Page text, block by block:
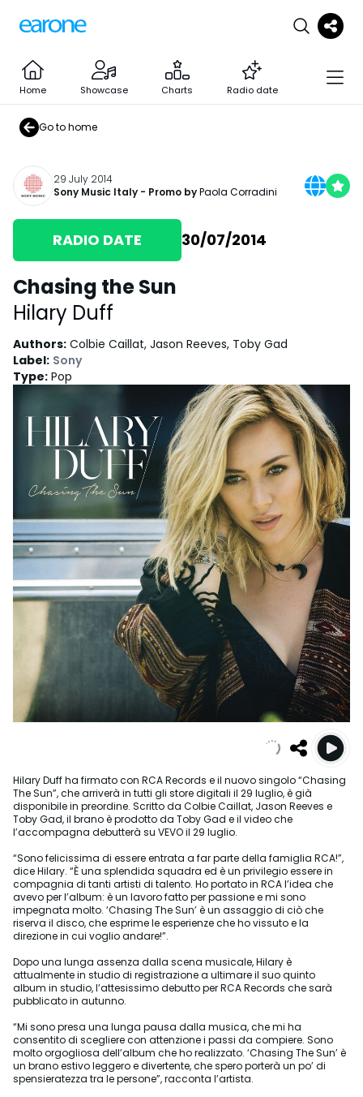
Home Showcase Charts Radio date
Go to home
29 July 2014
Sony Music Italy - Promo byPaola Corradini
RADIO DATE 30/07/2014
Chasing the Sun
Hilary Duff
Authors: Colbie Caillat, Jason Reeves, Toby Gad
Label: Sony
Type: Pop
Hilary Duff ha firmato con RCA Records e il nuovo singolo “Chasing
The Sun”, che arriverà in tutti gli store digitali il 29 luglio, è già
disponibile in preordine. Scritto da Colbie Caillat, Jason Reeves e
Toby Gad, il brano è prodotto da Toby Gad e il video che
l’accompagna debutterà su VEVO il 29 luglio.
“Sono felicissima di essere entrata a far parte della famiglia RCA!”,
dice Hilary. “È una splendida squadra ed è un privilegio essere in
compagnia di tanti artisti di talento. Ho portato in RCA l’idea che
avevo per l’album: è un lavoro fatto per passione e mi sono
impegnata molto. ‘Chasing The Sun’ è un assaggio di ciò che
riserva il disco, che esprime le esperienze che ho vissuto e la
direzione in cui voglio andare!”.
Dopo una lunga assenza dalla scena musicale, Hilary è
attualmente in studio di registrazione a ultimare il suo quinto
album in studio, l’attesissimo debutto per RCA Records che sarà
pubblicato in autunno.
“Mi sono presa una lunga pausa dalla musica, che mi ha
consentito di scegliere con attenzione i passi da compiere. Sono
molto orgogliosa dell’album che ho realizzato. ‘Chasing The Sun’ è
un brano estivo leggero e divertente, che spero porterà un po’ di
spensieratezza tra le persone”, racconta l’artista.